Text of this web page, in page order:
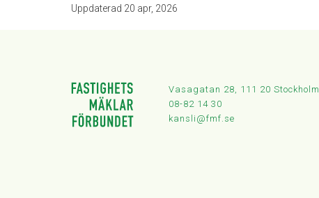
Uppdaterad 20 apr, 2026
Vasagatan 28, 111 20 Stockholm
08-82 14 30
kansli@fmf.se